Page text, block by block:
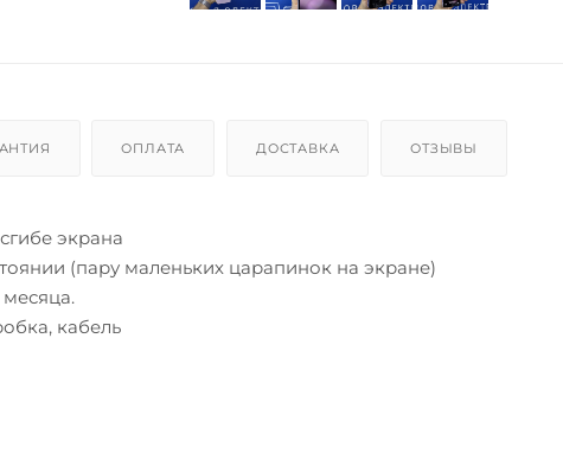
ОПЛАТА ДОСТАВКА ОТЗЫВЫ
экрана
(пару маленьких царапинок на экране)
кабель